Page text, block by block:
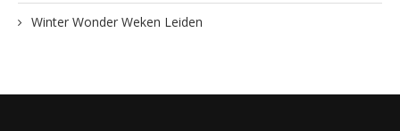
Winter Wonder Weken Leiden